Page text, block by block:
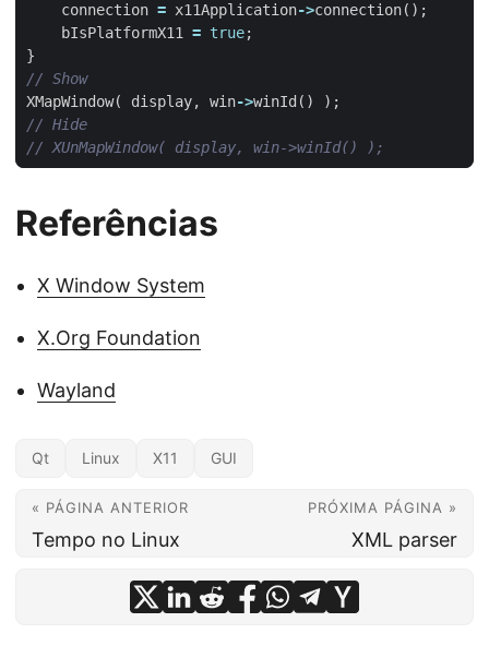
connection = x11Application->connection();
bIsPlatformX11 = true;
}
XMapWindow( display, win->winId ()
);
Referências
X Window System
X.Org Foundation
Wayland
Qt Linux X11 GUI
« PÁGINA ANTERIOR
Tempo no Linux
PRÓXIMA PÁGINA »
XML parser